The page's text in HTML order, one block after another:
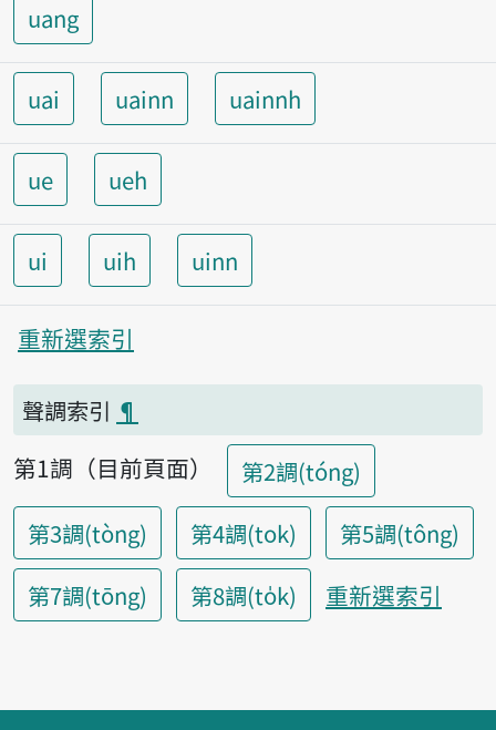
uang
uai uainn uainnh
ue ueh
ui uih uinn
重新選索引
聲調索引 ¶
第1調（目前頁面）
第2調(tóng)
第3調(tòng)
第4調(tok)
第5調(tông)
第7調(tōng)
第8調(to̍k) 重新選索引